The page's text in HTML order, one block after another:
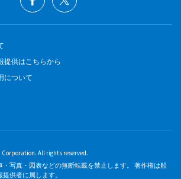
提供はこちらから
について
All rights reserved.
写真・図表などの無断転載を禁止します。 著作権は船
供者に属します。